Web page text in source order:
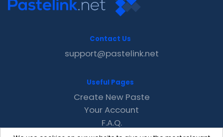
Contact Us
support@pastelink.net
Useful Pages
Create New Paste
Your Account
F.A.Q.